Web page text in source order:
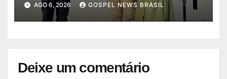
AGO 6, 2026 GOSPEL NEWS BRASIL
Deixe um comentário